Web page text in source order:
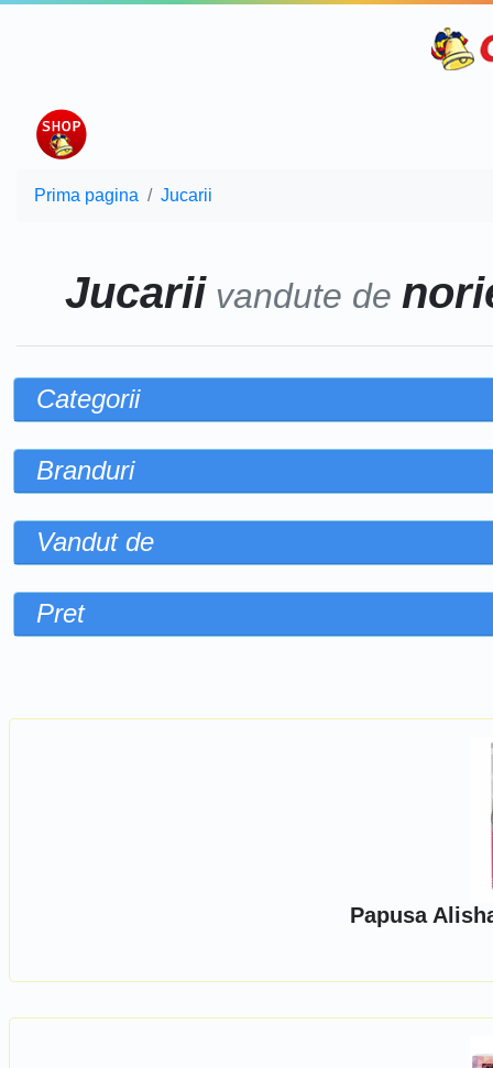
Prima pagina Jucarii
Jucariivandute de
Categorii
Branduri
Vandut de
Pret
Papusa